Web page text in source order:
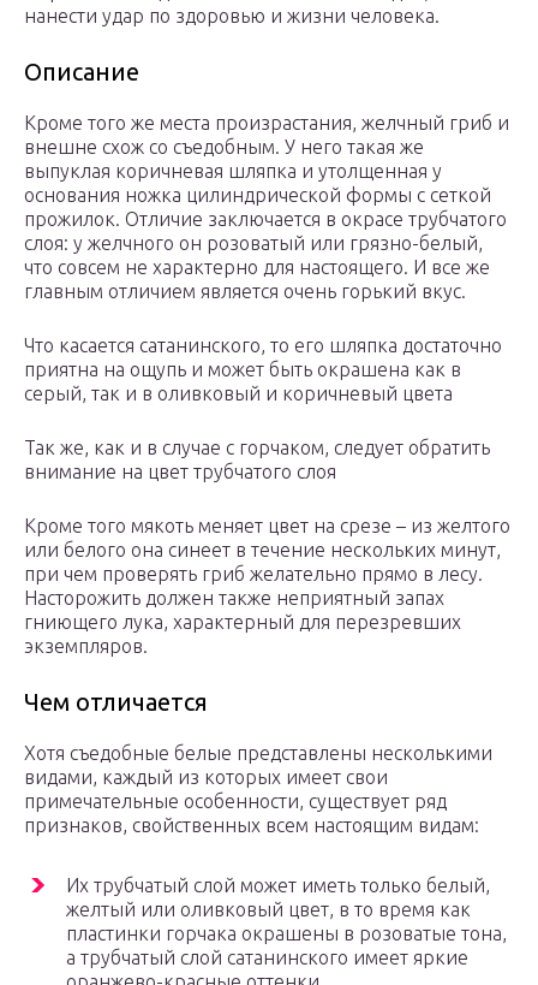
нанести удар по здоровью и жизни человека.
Описание
Кроме того же места произрастания, желчный гриб и
внешне схож со съедобным. У него такая же
выпуклая коричневая шляпка и утолщенная у
основания ножка цилиндрической формы с сеткой
прожилок. Отличие заключается в окрасе трубчатого
слоя: у желчного он розоватый или грязно-белый,
что совсем не характерно для настоящего. И все же
главным отличием является очень горький вкус.
Что касается сатанинского, то его шляпка достаточно
приятна на ощупь и может быть окрашена как в
серый, так и в оливковый и коричневый цвета
Так же, как и в случае с горчаком, следует обратить
внимание на цвет трубчатого слоя
Кроме того мякоть меняет цвет на срезе – из желтого
или белого она синеет в течение нескольких минут,
при чем проверять гриб желательно прямо в лесу.
Насторожить должен также неприятный запах
гниющего лука, характерный для перезревших
экземпляров.
Чем отличается
Хотя съедобные белые представлены несколькими
видами, каждый из которых имеет свои
примечательные особенности, существует ряд
признаков, свойственных всем настоящим видам:
Их трубчатый слой может иметь только белый,
желтый или оливковый цвет, в то время как
пластинки горчака окрашены в розоватые тона,
а трубчатый слой сатанинского имеет яркие